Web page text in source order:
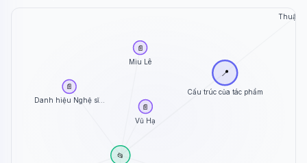
Cấu trúc của tác phẩm
📍
📂
Vũ Hạ
📄
Miu Lê
📄
Danh hiệu Nghệ sĩ...
📄
Thuật